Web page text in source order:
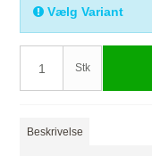
Vælg Variant
Stk
Beskrivelse